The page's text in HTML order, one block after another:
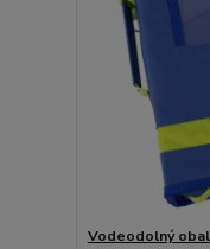
Vodeodolný